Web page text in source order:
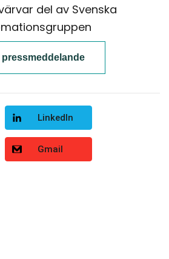
del av Svenska
pressmeddelande
LinkedIn
Gmail